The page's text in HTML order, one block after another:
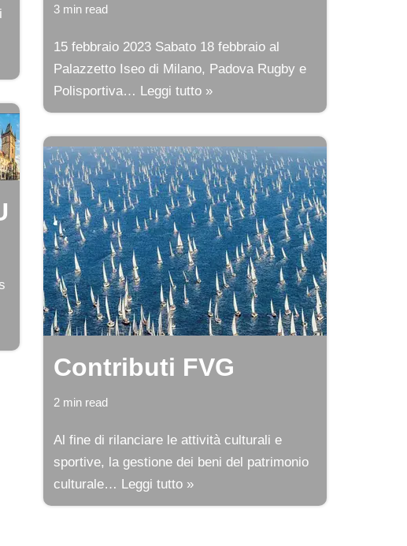
3 min read
15 febbraio 2023 Sabato 18 febbraio al
Palazzetto Iseo di Milano, Padova Rugby e
Polisportiva… Leggi tutto »
Contributi FVG
2 min read
Al fine di rilanciare le attività culturali e
sportive, la gestione dei beni del patrimonio
culturale… Leggi tutto »